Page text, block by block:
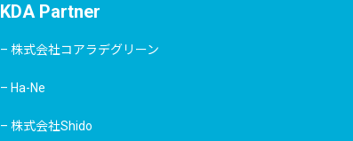
KDA Partner
– 株式会社コアラデグリーン
– Ha-Ne
– 株式会社Shido